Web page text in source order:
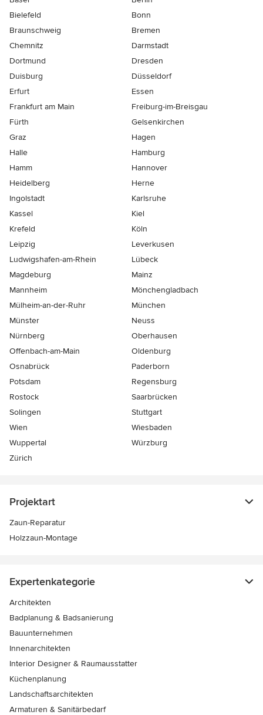
Bielefeld
Bonn
Braunschweig
Bremen
Chemnitz
Darmstadt
Dortmund
Dresden
Duisburg
Düsseldorf
Erfurt
Essen
Frankfurt am Main
Freiburg-im-Breisgau
Fürth
Gelsenkirchen
Graz
Hagen
Halle
Hamburg
Hamm
Hannover
Heidelberg
Herne
Ingolstadt
Karlsruhe
Kassel
Kiel
Krefeld
Köln
Leipzig
Leverkusen
Ludwigshafen-am-Rhein
Lübeck
Magdeburg
Mainz
Mannheim
Mönchen­gladbach
Mülheim-an-der-Ruhr
München
Münster
Neuss
Nürnberg
Oberhausen
Offenbach-am-Main
Oldenburg
Osnabrück
Paderborn
Potsdam
Regensburg
Rostock
Saarbrücken
Solingen
Stuttgart
Wien
Wiesbaden
Wuppertal
Würzburg
Zürich
Projektart
Zaun-Reparatur
Holzzaun-Montage
Expertenkategorie
Architekten
Badplanung & Badsanierung
Bauunternehmen
Innenarchitekten
Interior Designer & Raumausstatter
Küchenplanung
Landschaftsarchitekten
Armaturen & Sanitärbedarf